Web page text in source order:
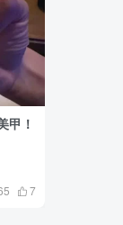
甲！
7